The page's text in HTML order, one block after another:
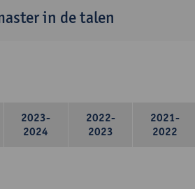
in de talen
2023-
2024
2022-
2023
2021-
2022